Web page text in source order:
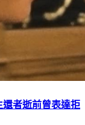
者逝前曾表達拒